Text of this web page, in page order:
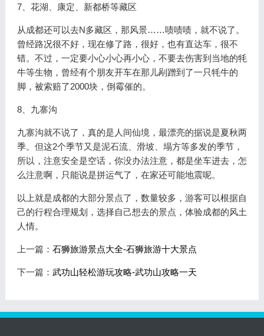
7、花湖、康定、新都桥等藏区
从成都还可以去N多藏区，那风景……啧啧啧，就不说了。
曾经路况很不好，现在修了路，很好，也有直达车，很不
错。不过，一定要小心小心再小心，不要去伤害到当地的牦
牛等生物，曾经有个朋友开车在那儿剐蹭到了一只牦牛的
脚，被索赔了2000块，倒霉催的。
8、九寨沟
九寨沟就不说了，真的是人间仙境，最漂亮的据说是夏秋两
季。但这2个季节又是泥石流、滑坡、塌方等多发的季节，
所以，注意安全是空话，你没办法注意，都是坐车进去，怎
么注意啊，只能说是拼运气了，在家还可能地震呢。
以上就是成都的大部分景点了，数量较多，游客可以根据自
己的行程合理规划，选择自己想去的景点，体验成都的风土
人情。
上一篇： 石狮旅游景点大全-石狮旅游十大景点
下一篇： 武功山轻松游玩攻略-武功山攻略一天